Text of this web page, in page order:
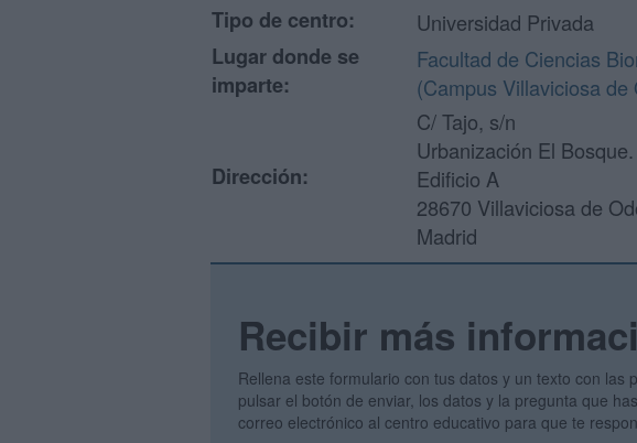
Tipo de centro:
Universidad Privada
Lugar donde se
imparte:
Facultad de Ciencias
(Campus Villaviciosa de
Dirección:
C/ Tajo, s/n
Urbanización El
Edificio A
28670 Villaviciosa de
Madrid
Recibir más
Rellena este formulario con tus datos y un texto con las
pulsar el botón de enviar, los datos y la pregunta que
correo electrónico al centro educativo para que te